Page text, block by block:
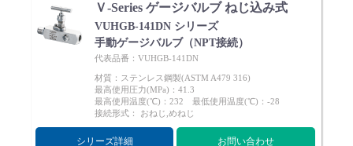
Ｖ-Series ゲージバルブ ねじ込み式
VUHGB-141DN シリーズ
手動ゲージバルブ（NPT接続）
代表品番：VUHGB-141DN
材質：ステンレス鋼製(ASTM A479 316)
最高使用圧力(MPa)：41.3
最高使用温度(℃)：232 最低使用温度(℃)：-28
接続形式： おねじ,めねじ
シリーズ詳細 お問い合わせ